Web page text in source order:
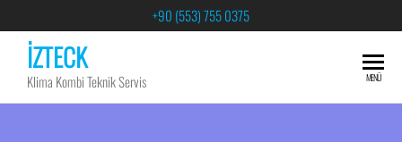
+90 (553) 755 0375
İZTECK
Klima Kombi Teknik Servis MENÜ